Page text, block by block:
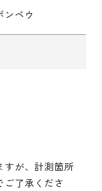
ンペウ
が、計測箇所
ご了承くださ